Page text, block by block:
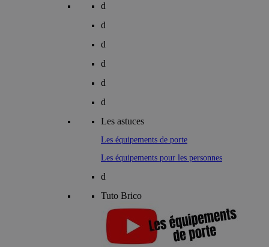
d
d
d
d
d
d
Les astuces
Les équipements de porte
Les équipements pour les personnes
d
Tuto Brico